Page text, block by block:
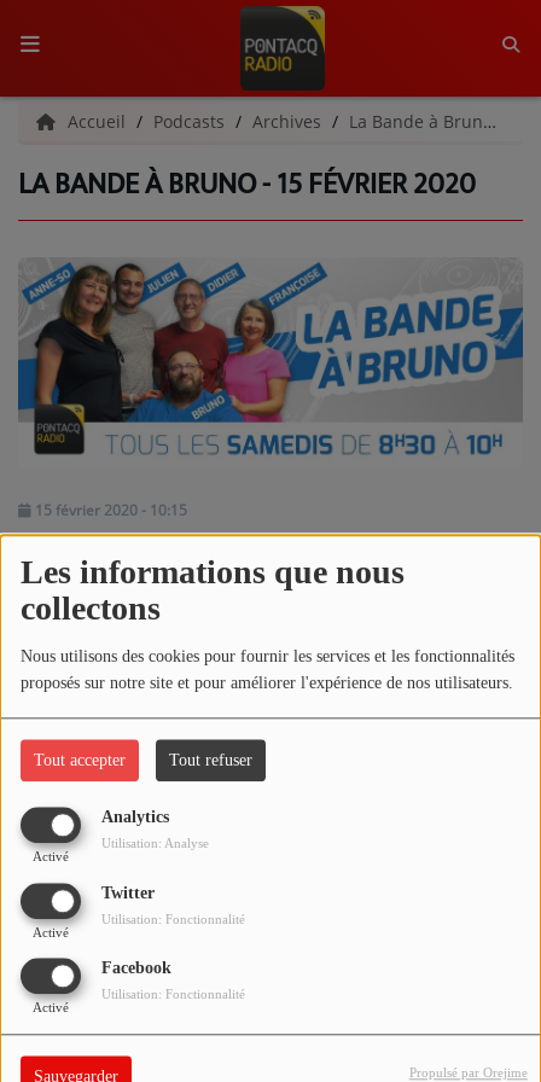
Les informations que nous
collectons
Nous utilisons des cookies pour fournir les services et les fonctionnalités
proposés sur notre site et pour améliorer l'expérience de nos utilisateurs.
Tout accepter Tout refuser
Analytics
Activé
Utilisation: Analyse
Twitter
Activé
Utilisation: Fonctionnalité
Facebook
Activé
Utilisation: Fonctionnalité
Sauvegarder Propulsé par Orejime
ACCUEIL
RADIO
L'ÉQUIPE
GRILLE DES PROGRAMMES
C'ÉTAIT QUOI CE TITRE ?
MÉDIAS
PODCASTS - SAISON 2026/2027
NOS PROGRAMMES COURTS
ARCHIVES - SAISONS PASSÉES
VOS ÉMISSIONS EN IMAGES
PHOTOS
ANNONCEURS & ESPACE PRO
VOTRE PUBLICITÉ SUR PONTACQ RADIO
LOCATION DE STUDIOS
ÉDUCATION AUX MÉDIAS ET À
L'INFORMATION
EN QUOI ÇA CONSISTE ?
ÉCOUTEZ LES PRODUCTIONS
Accueil Podcasts Archives La Bande à Bruno | Archives
LA BANDE À BRUNO - 15 FÉVRIER 2020
15 février 2020 - 10:15
Écouter le podcast
Télécharger le podcast
Réécoutez l'émission LA BANDE À BRUNO du samedi 15
février 2020 !